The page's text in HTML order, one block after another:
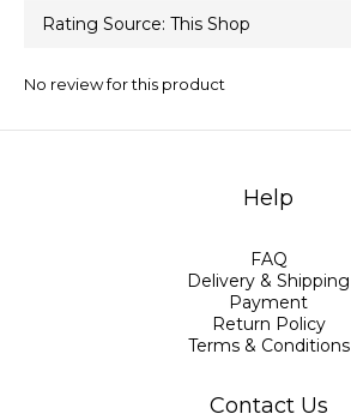
No review for this product
Help
FAQ
Delivery & Shipping
Payment
Return Policy
Terms & Conditions
Contact Us